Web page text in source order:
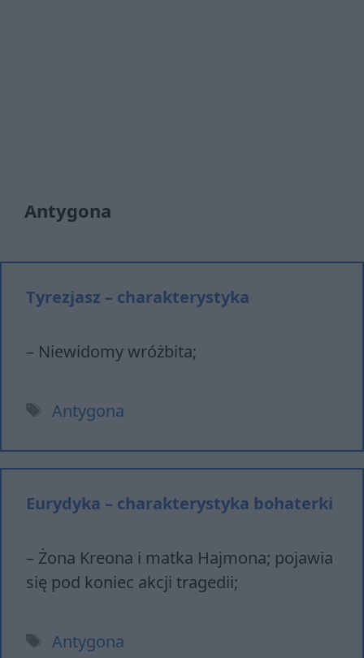
Antygona
Tyrezjasz – charakterystyka
– Niewidomy wróżbita;
Tagi
Antygona
Eurydyka – charakterystyka bohaterki
– Żona Kreona i matka Hajmona; pojawia
się pod koniec akcji tragedii;
Tagi
Antygona